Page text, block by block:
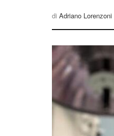
di Adriano Lorenzoni